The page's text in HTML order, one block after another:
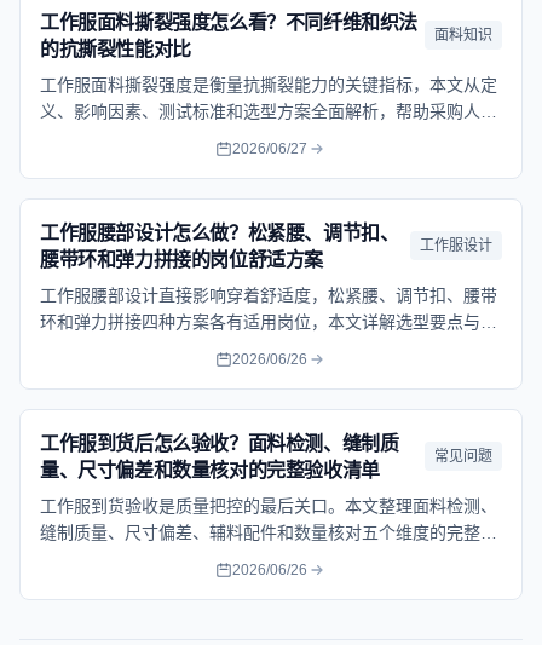
工作服面料撕裂强度怎么看？不同纤维和织法
的抗撕裂性能对比
面料知识
工作服面料撕裂强度是衡量抗撕裂能力的关键指标，本文从定
义、影响因素、测试标准和选型方案全面解析，帮助采购人员
2026/06/27
工作服腰部设计怎么做？松紧腰、调节扣、
腰带环和弹力拼接的岗位舒适方案
工作服设计
工作服腰部设计直接影响穿着舒适度，松紧腰、调节扣、腰带
环和弹力拼接四种方案各有适用岗位，本文详解选型要点与工
2026/06/26
工作服到货后怎么验收？面料检测、缝制质
量、尺寸偏差和数量核对的完整验收清单
常见问题
工作服到货验收是质量把控的最后关口。本文整理面料检测、
缝制质量、尺寸偏差、辅料配件和数量核对五个维度的完整验
收清单，附常见问题解答。
2026/06/26